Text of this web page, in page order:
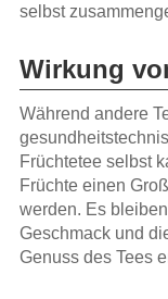
selbst
Wirkung
Während andere
Früchtetee selbst
Früchte einen
werden. Es
Geschmack und
Genuss des Tees